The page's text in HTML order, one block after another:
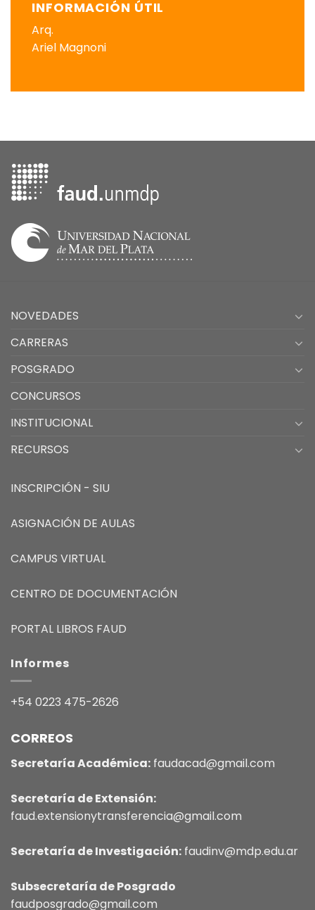
INFORMACIÓN ÚTIL
Arq.
Ariel Magnoni
NOVEDADES
CARRERAS
POSGRADO
CONCURSOS
INSTITUCIONAL
RECURSOS
INSCRIPCIÓN - SIU
ASIGNACIÓN DE AULAS
CAMPUS VIRTUAL
CENTRO DE DOCUMENTACIÓN
PORTAL LIBROS FAUD
Informes
+54 0223 475-2626
CORREOS
Secretaría Académica: faudacad@gmail.com
Secretaría de Extensión:
faud.extensionytransferencia@gmail.com
Secretaría de Investigación: faudinv@mdp.edu.ar
Subsecretaría de Posgrado
faudposgrado@gmail.com